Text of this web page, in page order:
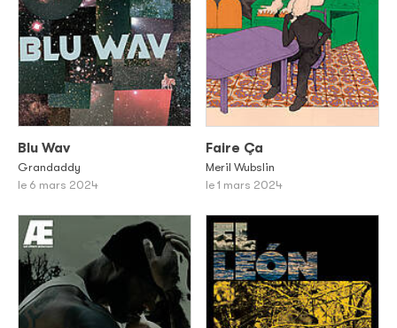
Blu Wav
Grandaddy
le 6 mars 2024
Faire Ça
Meril Wubslin
le 1 mars 2024